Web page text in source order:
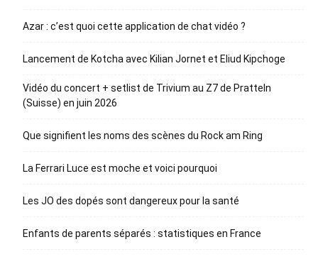
Azar : c’est quoi cette application de chat vidéo ?
Lancement de Kotcha avec Kilian Jornet et Eliud Kipchoge
Vidéo du concert + setlist de Trivium au Z7 de Pratteln
(Suisse) en juin 2026
Que signifient les noms des scènes du Rock am Ring
La Ferrari Luce est moche et voici pourquoi
Les JO des dopés sont dangereux pour la santé
Enfants de parents séparés : statistiques en France